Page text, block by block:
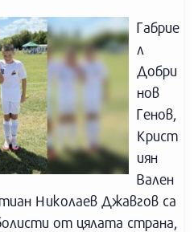
Габрие
л
Добри
нов
Генов,
Крист
иян
Вален
Николаев Джавгов са
от цялата страна,